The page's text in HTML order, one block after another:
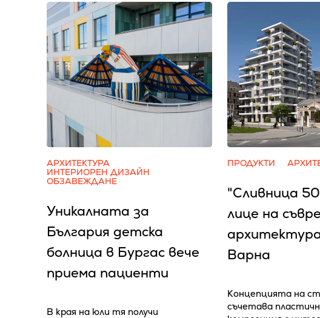
АРХИТЕКТУРА
ИНТЕРИОРЕН ДИЗАЙН
ОБЗАВЕЖДАНЕ
Уникалната за
България детска
болница в Бургас вече
приема пациенти
В края на юли тя получи
ПРОДУКТИ
"Сливница
лице на
Варна
Концепцията на
съчетава